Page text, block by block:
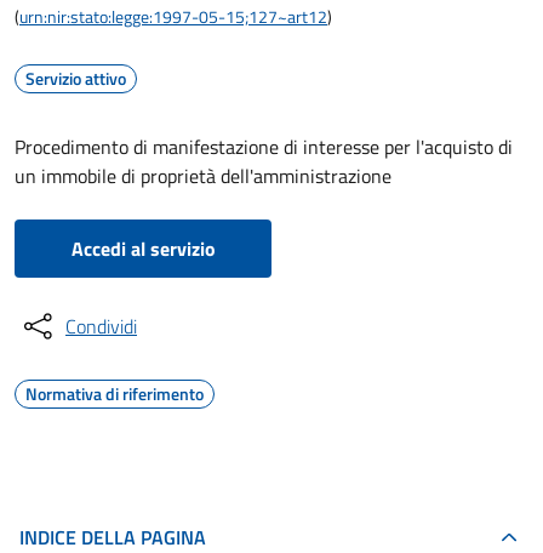
(urn:nir:stato:legge:1997-05-15;127~art12)
Servizio attivo
Procedimento di manifestazione di interesse per l'acquisto di
un immobile di proprietà dell'amministrazione
Accedi al servizio
Condividi
Normativa di riferimento
INDICE DELLA PAGINA